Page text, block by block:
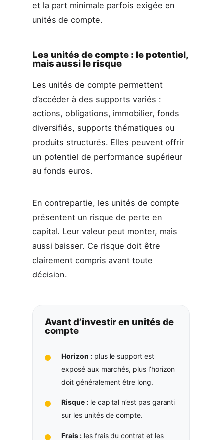
et la part minimale parfois exigée en
unités de compte.
Les unités de compte : le potentiel,
mais aussi le risque
Les unités de compte permettent
d’accéder à des supports variés :
actions, obligations, immobilier, fonds
diversifiés, supports thématiques ou
produits structurés. Elles peuvent offrir
un potentiel de performance supérieur
au fonds euros.
En contrepartie, les unités de compte
présentent un risque de perte en
capital. Leur valeur peut monter, mais
aussi baisser. Ce risque doit être
clairement compris avant toute
décision.
Avant d’investir en unités de
compte
Horizon :plus le support est
exposé aux marchés, plus l’horizon
doit généralement être long.
Risque :le capital n’est pas garanti
sur les unités de compte.
Frais :les frais du contrat et les